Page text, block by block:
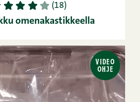
2 3 4 5 (18)
omenakastikkeella
VIDEO
OHJE